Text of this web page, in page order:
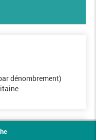
dénombrement)